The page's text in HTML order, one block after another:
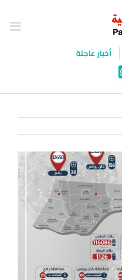
أخبار عاجلة